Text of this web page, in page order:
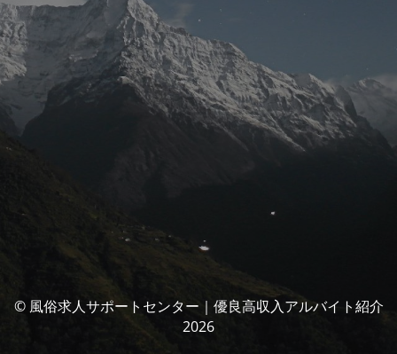
© 風俗求人サポートセンター｜優良高収入アルバイト紹介
2026